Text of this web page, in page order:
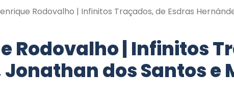
Rodovalho | Infinitos Traçados, de Esdras
Rodovalho | Infinitos
dos Santos e